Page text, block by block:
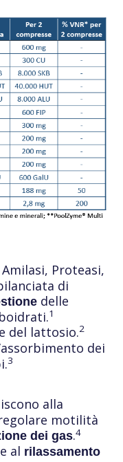
Proteasi,
di
delle
1
del lattosio.2
dei
3
alla
motilità
dei gas.4
al rilassamento